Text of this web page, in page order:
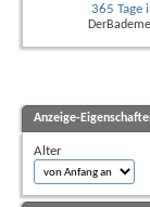
365 Tage
Anzeige-
Alter